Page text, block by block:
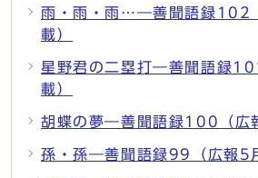
雨・雨・雨…―善聞語録102
載）
星野君の二塁打―善聞語録
載）
胡蝶の夢―善聞語録100（広
孫・孫―善聞語録99（広報5